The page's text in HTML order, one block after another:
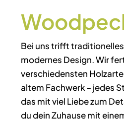
Bei uns trifft
modernes Design. Wir
verschiedensten
altem Fachwerk – jedes
das mit viel Liebe zum
du dein Zuhause mit